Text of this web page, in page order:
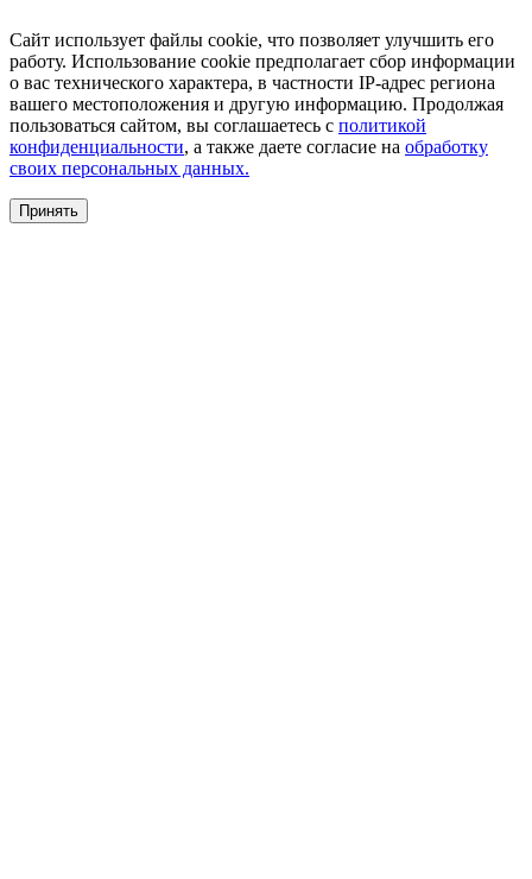
Сайт использует файлы cookie, что позволяет улучшить его
работу. Использование cookie предполагает сбор информации
о вас технического характера, в частности IP-адрес региона
вашего местоположения и другую информацию. Продолжая
пользоваться сайтом, вы соглашаетесь с политикой
конфиденциальности, а также даете согласие на обработку
своих персональных данных.
Принять